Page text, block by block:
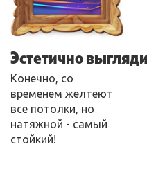
Эстетично
Конечно, со
временем желтеют
все потолки, но
натяжной - самый
стойкий!